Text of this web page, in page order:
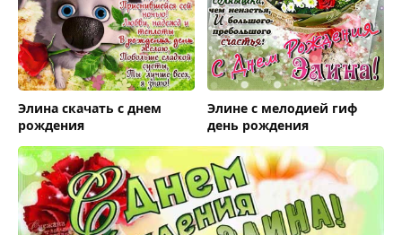
Элина скачать с днем
рождения
Элине с мелодией гиф
день рождения